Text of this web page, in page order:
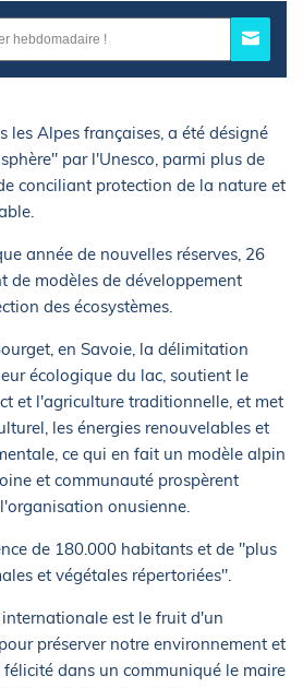
les Alpes françaises, a été désigné
par l'Unesco, parmi plus de
conciliant protection de la nature et
année de nouvelles réserves, 26
de modèles de développement
des écosystèmes.
en Savoie, la délimitation
écologique du lac, soutient le
et l'agriculture traditionnelle, et met
les énergies renouvelables et
ce qui en fait un modèle alpin
et communauté prospèrent
onusienne.
de 180.000 habitants et de "plus
et végétales répertoriées".
est le fruit d'un
préserver notre environnement et
félicité dans un communiqué le maire